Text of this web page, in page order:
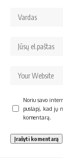
Noriu savo
puslapį, kad jų
komentarą.